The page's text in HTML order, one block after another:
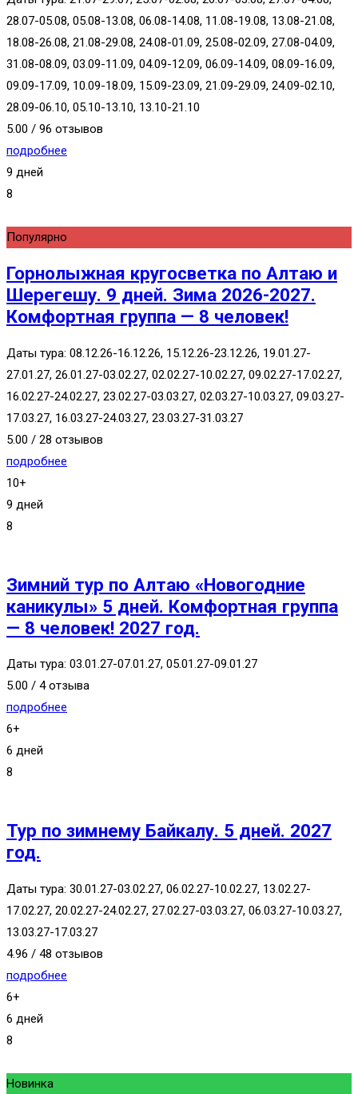
28.07-05.08, 05.08-13.08, 06.08-14.08, 11.08-19.08, 13.08-21.08,
18.08-26.08, 21.08-29.08, 24.08-01.09, 25.08-02.09, 27.08-04.09,
31.08-08.09, 03.09-11.09, 04.09-12.09, 06.09-14.09, 08.09-16.09,
09.09-17.09, 10.09-18.09, 15.09-23.09, 21.09-29.09, 24.09-02.10,
28.09-06.10, 05.10-13.10, 13.10-21.10
5.00 / 96 отзывов
подробнее
9 дней
8
Популярно
Горнолыжная кругосветка по Алтаю и
Шерегешу. 9 дней. Зима 2026-2027.
Комфортная группа — 8 человек!
Даты тура: 08.12.26-16.12.26, 15.12.26-23.12.26, 19.01.27-
27.01.27, 26.01.27-03.02.27, 02.02.27-10.02.27, 09.02.27-17.02.27,
16.02.27-24.02.27, 23.02.27-03.03.27, 02.03.27-10.03.27, 09.03.27-
17.03.27, 16.03.27-24.03.27, 23.03.27-31.03.27
5.00 / 28 отзывов
подробнее
10+
9 дней
8
Зимний тур по Алтаю «Новогодние
каникулы» 5 дней. Комфортная группа
— 8 человек! 2027 год.
Даты тура: 03.01.27-07.01.27, 05.01.27-09.01.27
5.00 / 4 отзыва
подробнее
6+
6 дней
8
Тур по зимнему Байкалу. 5 дней. 2027
год.
Даты тура: 30.01.27-03.02.27, 06.02.27-10.02.27, 13.02.27-
17.02.27, 20.02.27-24.02.27, 27.02.27-03.03.27, 06.03.27-10.03.27,
13.03.27-17.03.27
4.96 / 48 отзывов
подробнее
6+
6 дней
8
Новинка